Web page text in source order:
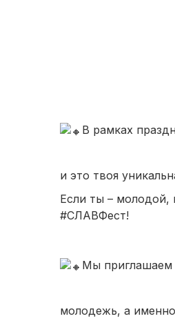
В рамках
и это твоя
Если ты – молодой,
#СЛАВФест!
Мы приглашаем
молодежь, а